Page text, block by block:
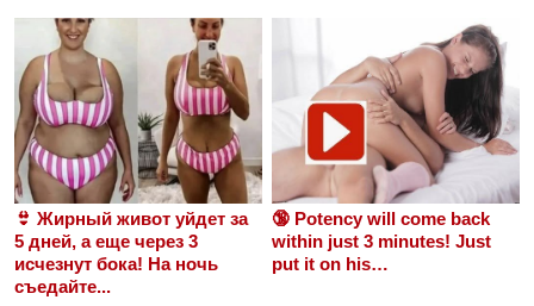
👙 Жирный живот уйдет за
5 дней, а еще через 3
исчезнут бока! На ночь
съедайте...
🔞 Potency will come back
within just 3 minutes! Just
put it on his…